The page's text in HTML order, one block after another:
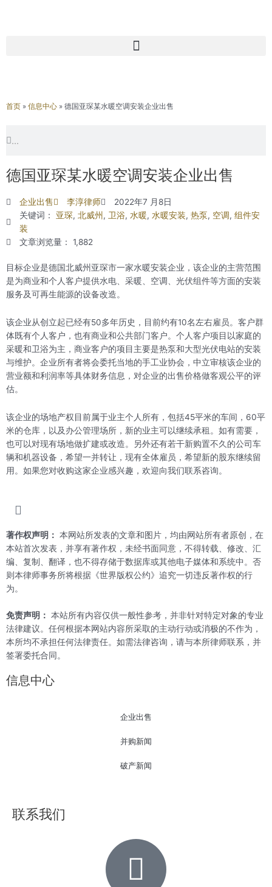
首页 » 信息中心 » 德国亚琛某水暖空调安装企业出售
德国亚琛某水暖空调安装企业出售
企业出售 李淳律师
2022年7 月8日
关键词：
亚琛,北威州 , 卫浴,水暖,水暖安装,热泵, 空调,组件安
装
文章浏览量： 1,882
目标企业是德国北威州亚琛市一家水暖安装企业，该企业的主营范围
是为商业和个人客户提供水电、采暖、空调、光伏组件等方面的安装
服务及可再生能源的设备改造。
该企业从创立起已经有50多年历史，目前约有10名左右雇员。客户群
体既有个人客户，也有商业和公共部门客户。个人客户项目以家庭的
采暖和卫浴为主，商业客户的项目主要是热泵和大型光伏电站的安装
与维护。企业所有者将会委托当地的手工业协会，中立审核该企业的
营业额和利润率等具体财务信息，对企业的出售价格做客观公平的评
估。
该企业的场地产权目前属于业主个人所有，包括45平米的车间，60平
米的仓库，以及办公管理场所，新的业主可以继续承租。如有需要，
也可以对现有场地做扩建或改造。另外还有若干新购置不久的公司车
辆和机器设备，希望一并转让，现有全体雇员，希望新的股东继续留
用。如果您对收购这家企业感兴趣，欢迎向我们联系咨询。
著作权声明： 本网站所发表的文章和图片，均由网站所有者原创，在
本站首次发表，并享有著作权，未经书面同意，不得转载、修改、汇
编、复制、翻译，也不得存储于数据库或其他电子媒体和系统中。否
则本律师事务所将根据《世界版权公约》追究一切违反著作权的行
为。
免责声明： 本站所有内容仅供一般性参考，并非针对特定对象的专业
法律建议。任何根据本网站内容所采取的主动行动或消极的不作为，
本所均不承担任何法律责任。如需法律咨询，请与本所律师联系，并
签署委托合同。
信息中心
企业出售
并购新闻
破产新闻
联系我们